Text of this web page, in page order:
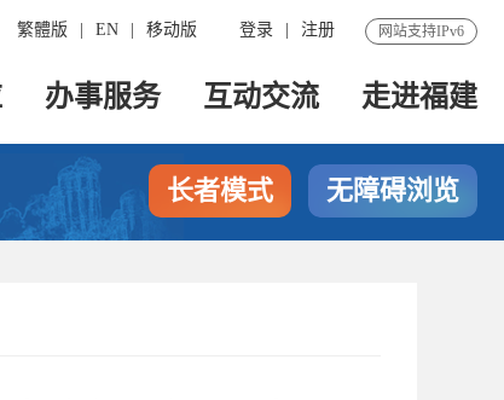
网站支持IPv6
登录 注册
繁體版 EN 移动版
办事服务 互动交流 走进福建
长者模式 无障碍浏览